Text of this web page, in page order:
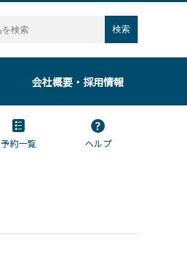
検索
会社概要・採用情報
予約一覧
ヘルプ